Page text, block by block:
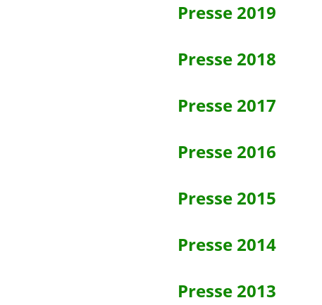
Presse 2019
Presse 2018
Presse 2017
Presse 2016
Presse 2015
Presse 2014
Presse 2013